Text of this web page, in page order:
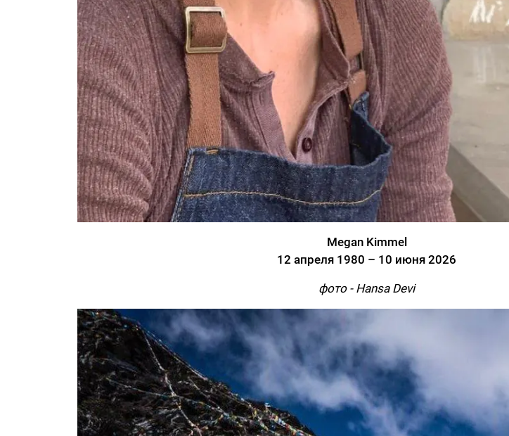
Megan Kimmel
12 апреля 1980 – 10 июня 2026
фото - Hansa Devi